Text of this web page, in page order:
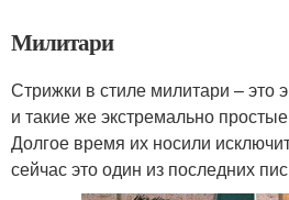
Милитари
Стрижки в стиле милитари – это
и такие же экстремально
Долгое время их носили
сейчас это один из последних